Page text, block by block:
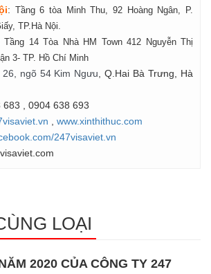
: Tầng 6 tòa Minh Thu, 92 Hoàng Ngân, P.
TP.Hà Nội.
Tầng 14 Tòa Nhà HM Town 412 Nguyễn Thị
3- TP. Hồ Chí Minh
26, ngõ 54 Kim Ngưu , Q.Hai Bà Trưng, Hà
683 , 0904 638 693
www.xinthithuc.com
247visaviet.vn
LOẠI
2020 CỦA CÔNG TY 247